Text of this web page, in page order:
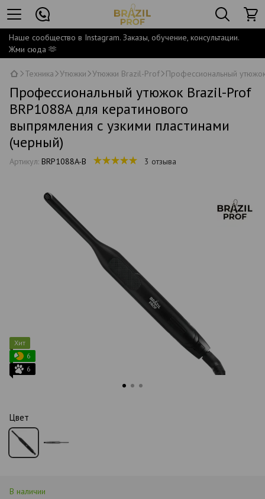
Наше сообщество в Instagram. Заказы, обучение, консультации.
Жми сюда 🫶
Техника Утюжки Утюжки Brazil-Prof Профессиональный
Профессиональный утюжок Brazil-Prof
BRP1088A для кератинового
выпрямления с узкими пластинами
(черный)
Артикул: BRP1088A-B 3 отзыва
Хит
6
6
Цвет
В наличии